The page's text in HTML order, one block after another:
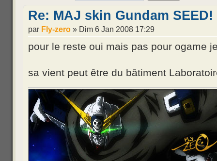
Re: MAJ skin Gundam SEED!
par Fly-zero » Dim 6 Jan 2008 17:29
pour le reste oui mais pas pour ogame
sa vient peut être du bâtiment